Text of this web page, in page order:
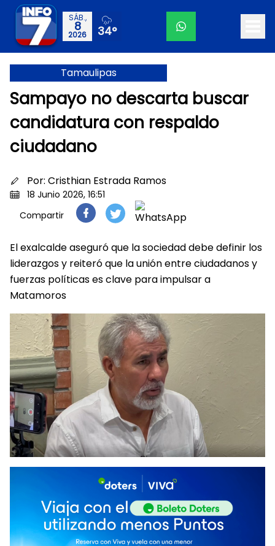
SÁB.,
8
2026 34°
Tamaulipas
Sampayo no descarta buscar
candidatura con respaldo
ciudadano
Por: Cristhian Estrada Ramos
18 Junio 2026, 16:51
Compartir
El exalcalde aseguró que la sociedad debe definir los
liderazgos y reiteró que la unión entre ciudadanos y
fuerzas políticas es clave para impulsar a
Matamoros